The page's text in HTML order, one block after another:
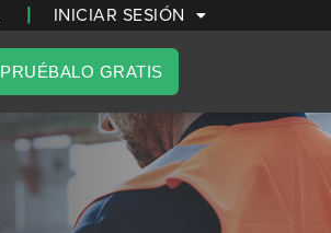
| INICIAR SESIÓN
PRUÉBALO GRATIS